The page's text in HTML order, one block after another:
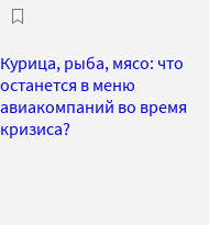
Курица, рыба, мясо: что
останется в меню
авиакомпаний во время
кризиса?